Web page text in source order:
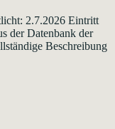
2.7.2026 Eintritt
der Datenbank der
Beschreibung